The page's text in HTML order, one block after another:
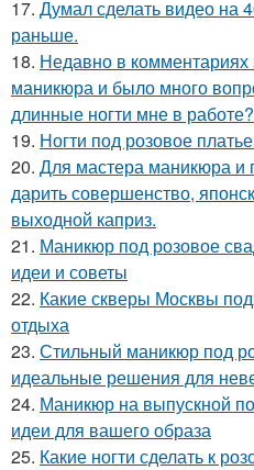
17. Думал сделать видео на
раньше.
18. Недавно в комментариях
маникюра и было много
длинные ногти мне в работе?
19. Ногти под розовое
20. Для мастера маникюра и
дарить совершенство,
выходной каприз.
21. Маникюр под розовое
идеи и советы
22. Какие скверы Москвы
отдыха
23. Стильный маникюр под
идеальные решения для
24. Маникюр на выпускной
идеи для вашего образа
25. Какие ногти сделать к